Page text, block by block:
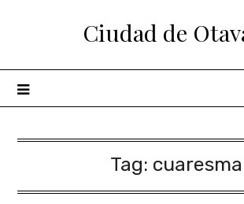
Ciudad de
Tag: cuaresma